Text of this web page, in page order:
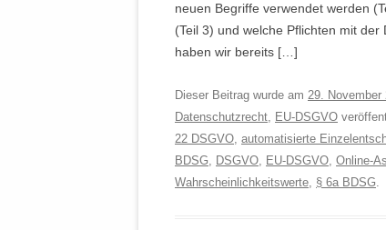
neuen Begriffe verwendet werden
(Teil 3) und welche Pflichten mit der
haben wir bereits […]
Dieser Beitrag wurde am 29. November
Datenschutzrecht, EU-DSGVO
22 DSGVO, automatisierte
BDSG, DSGVO, EU-DSGVO, Online-
Wahrscheinlichkeitswerte, § 6a BDSG.